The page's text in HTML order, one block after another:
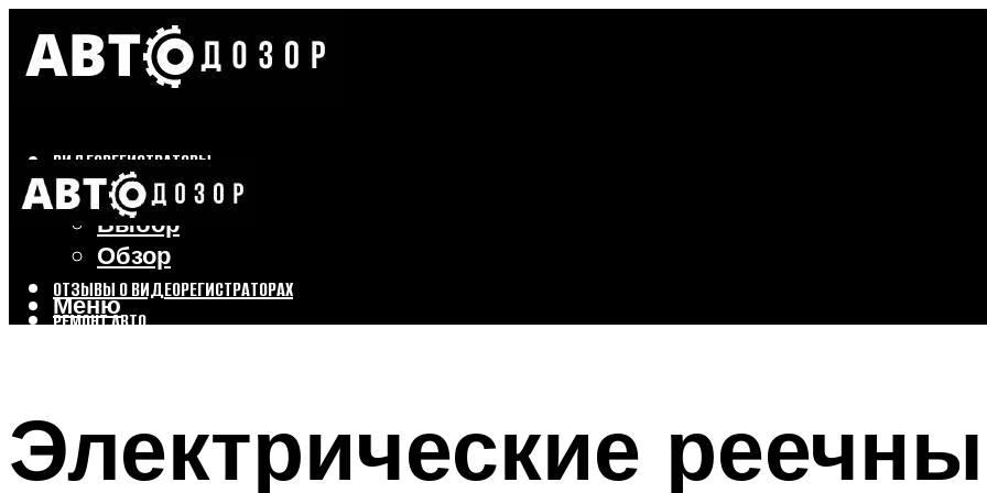
ВИДЕОРЕГИСТРАТОРЫ
Бренды
Выбор
Обзор
ОТЗЫВЫ О ВИДЕОРЕГИСТРАТОРАХ
РЕМОНТ АВТО
Меню
Меню
Электрические